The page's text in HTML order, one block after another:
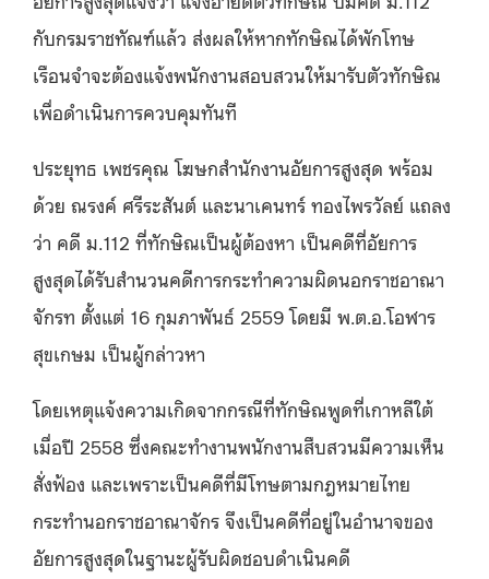
กับกรมราชทัณฑ์แล้ว ส่งผลให้หากทักษิณได้พักโทษ
เรือนจำจะต้องแจ้งพนักงานสอบสวนให้มารับตัวทักษิณ
เพื่อดำเนินการควบคุมทันที
ประยุทธ เพชรคุณ โฆษกสำนักงานอัยการสูงสุด พร้อม
ด้วย ณรงค์ ศรีระสันต์ และนาเคนทร์ ทองไพรวัลย์ แถลง
ว่า คดี ม.112 ที่ทักษิณเป็นผู้ต้องหา เป็นคดีที่อัยการ
สูงสุดได้รับสำนวนคดีการกระทำความผิดนอกราชอาณา
จักรท ตั้งแต่ 16 กุมภาพันธ์ 2559โดยมี พ.ต.อ.โอฬาร
สุขเกษม เป็นผู้กล่าวหา
โดยเหตุแจ้งความเกิดจากกรณีที่ทักษิณพูดที่เกาหลีใต้
เมื่อปี 2558 ซึ่งคณะทำงานพนักงานสืบสวนมีความเห็น
สั่งฟ้อง และเพราะเป็นคดีที่มีโทษตามกฎหมายไทย
กระทำนอกราชอาณาจักร จึงเป็นคดีที่อยู่ในอำนาจของ
อัยการสูงสุดในฐานะผู้รับผิดชอบดำเนินคดี